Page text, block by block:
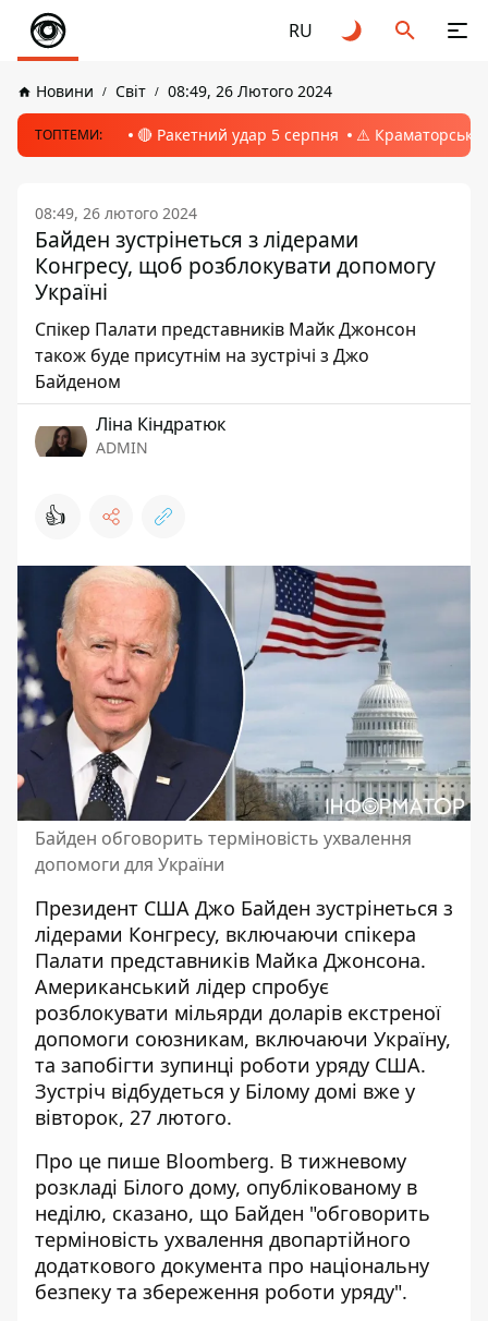
RU
Новини Світ 08:49, 26 Лютого 2024
ТОПТЕМИ: 🔴 Ракетний удар 5 серпня ⚠️ Краматорськ,
08:49, 26 лютого 2024
Байден зустрінеться з лідерами
Конгресу, щоб розблокувати допомогу
Україні
Спікер Палати представників Майк Джонсон
також буде присутнім на зустрічі з Джо
Байденом
Ліна Кіндратюк
ADMIN
👍
Байден обговорить терміновість ухвалення
допомоги для України
Президент США Джо Байден зустрінеться з
лідерами Конгресу, включаючи спікера
Палати представників Майка Джонсона.
Американський лідер спробує
розблокувати мільярди доларів екстреної
допомоги союзникам, включаючи Україну,
та запобігти зупинці роботи уряду США.
Зустріч відбудеться у Білому домі вже у
вівторок, 27 лютого.
Про це пише Bloomberg. В тижневому
розкладі Білого дому, опублікованому в
неділю, сказано, що Байден "обговорить
терміновість ухвалення двопартійного
додаткового документа про національну
безпеку та збереження роботи уряду".